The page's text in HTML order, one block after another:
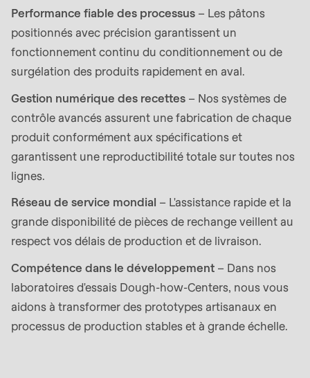
modules/custom/rondo_contact/src/
Deprecated
function:
mb_substr():
Passing
null
to
parameter
($string)
type
string
is
deprecated
Performance fiable des processus – Les pâtons
positionnés avec précision garantissent un
fonctionnement continu du conditionnement ou de
surgélation des produits rapidement en aval.
Gestion numérique des recettes – Nos systèmes de
contrôle avancés assurent une fabrication de chaque
produit conformément aux spécifications et
garantissent une reproductibilité totale sur toutes nos
lignes.
Réseau de service mondial – L'assistance rapide et la
grande disponibilité de pièces de rechange veillent au
respect vos délais de production et de livraison.
Compétence dans le développement – Dans nos
laboratoires d'essais Dough-how-Centers, nous vous
aidons à transformer des prototypes artisanaux en
processus de production stables et à grande échelle.